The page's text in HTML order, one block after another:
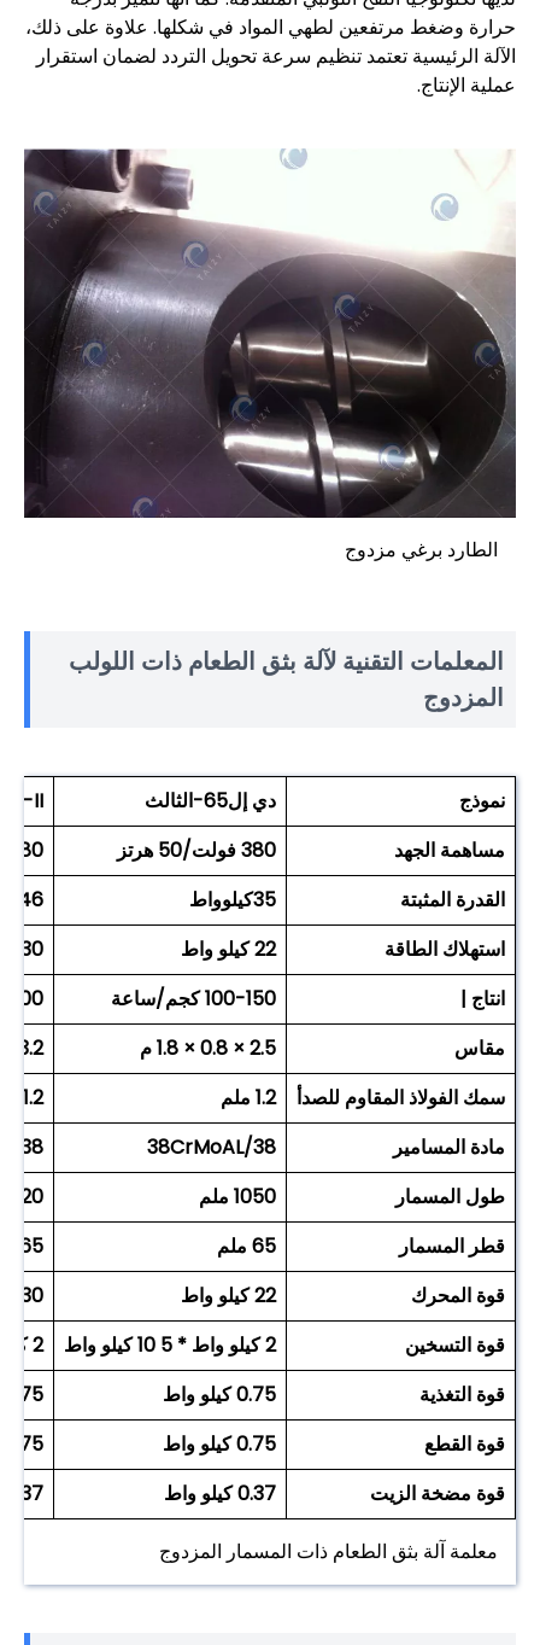
حرارة وضغط مرتفعين لطهي المواد في شكلها. علاوة على ذلك،
الآلة الرئيسية تعتمد تنظيم سرعة تحويل التردد لضمان استقرار
عملية الإنتاج.
الطارد برغي مزدوج
المعلمات التقنية لآلة بثق الطعام ذات اللولب
المزدوج
نموذج دي إل65-الثالث
II
مساهمة الجهد
380 فولت/50 هرتز
380 فولت/50 هرتز
القدرة المثبتة
35كيلوواط
46 كيلو واط
استهلاك الطاقة
22 كيلو واط
30 كيلو واط
انتاج |
100-150 كجم/ساعة
150-200
مقاس
2.5 × 0.8 × 1.8 م
3.2 × 1.0 × 1.7 م
سمك الفولاذ المقاوم للصدأ
1.2 ملم
1.2 ملم
مادة المسامير
38CrMoAL/38
38
طول المسمار
1050 ملم
1520 ملم
قطر المسمار
65 ملم
65 ملم
قوة المحرك
22 كيلو واط
30 كيلو واط
قوة التسخين
2 كيلو واط * 5 10 كيلو واط
2 كيلو واط * 5 10 كيلو واط
قوة التغذية
0.75 كيلو واط
0.75
قوة القطع
0.75 كيلو واط
0.75
قوة مضخة الزيت
0.37 كيلو واط 0.37 كيلو واط
معلمة آلة بثق الطعام ذات المسمار المزدوج